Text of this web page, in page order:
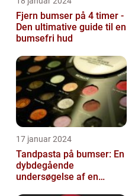
Fjern bumser på 4 timer -
Den ultimative guide til en
bumsefri hud
17 januar 2024
Tandpasta på bumser: En
dybdegående
undersøgelse af en